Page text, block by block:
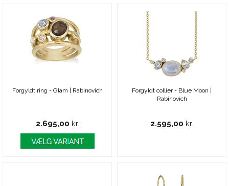
Forgyldt ring - Glam | Rabinovich
2.695,00 kr.
Forgyldt collier - Blue Moon |
Rabinovich
2.595,00 kr.